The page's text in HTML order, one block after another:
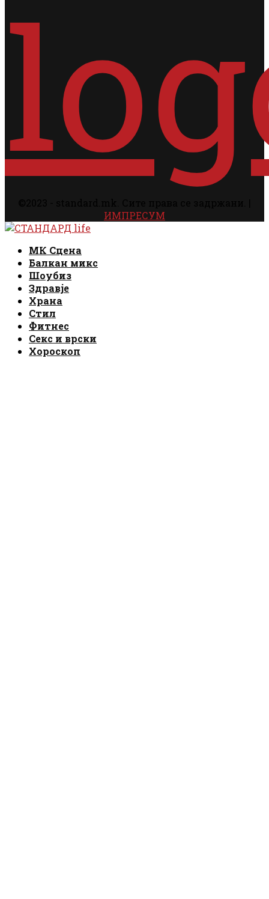
ИМПРЕСУМ
Facebook
Instagram
Email
Rss
МК Сцена
Балкан микс
Шоубиз
Здравје
Храна
Стил
Фитнес
Секс и врски
Хороскоп